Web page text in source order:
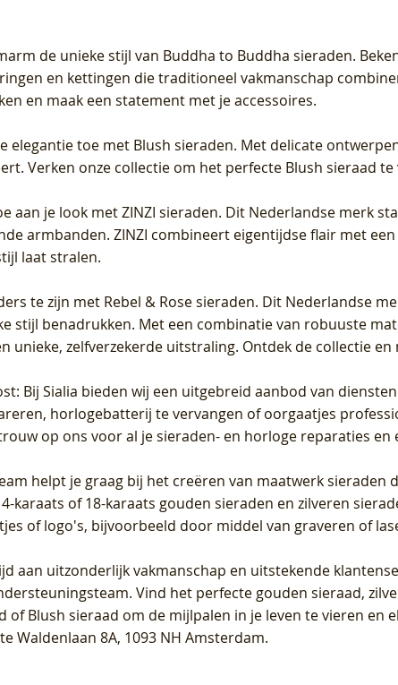
de unieke stijl van Buddha to Buddha sieraden.
en kettingen die traditioneel vakmanschap
en maak een statement met je accessoires.
elegantie toe met Blush sieraden. Met delicate
Verken onze collectie om het perfecte Blush sieraad
aan je look met ZINZI sieraden. Dit Nederlandse merk
armbanden. ZINZI combineert eigentijdse flair met
laat stralen.
te zijn met Rebel & Rose sieraden. Dit Nederlandse
stijl benadrukken. Met een combinatie van robuuste
unieke, zelfverzekerde uitstraling. Ontdek de collectie en
: Bij Sialia bieden wij een uitgebreid aanbod van
horlogebatterij te vervangen of oorgaatjes
op ons voor al je sieraden- en horloge reparaties
helpt je graag bij het creëren van maatwerk sieraden
of 18-karaats gouden sieraden en zilveren
of logo's, bijvoorbeeld door middel van graveren of
aan uitzonderlijk vakmanschap en uitstekende
Vind het perfecte gouden sieraad,
Blush sieraad om de mijlpalen in je leven te vieren en
Waldenlaan 8A, 1093 NH Amsterdam.